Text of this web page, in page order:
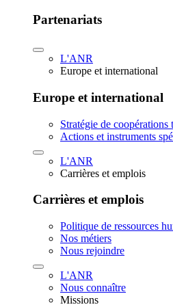
Partenariats
L'ANR
Europe et international
Europe et international
Stratégie de coopérations
Actions et instruments
L'ANR
Carrières et emplois
Carrières et emplois
Politique de ressources
Nos métiers
Nous rejoindre
L'ANR
Nous connaître
Missions